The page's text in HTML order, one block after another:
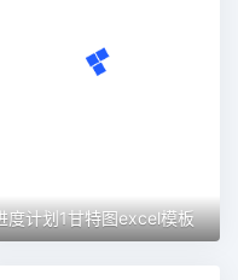
进度计划1甘特图excel模板